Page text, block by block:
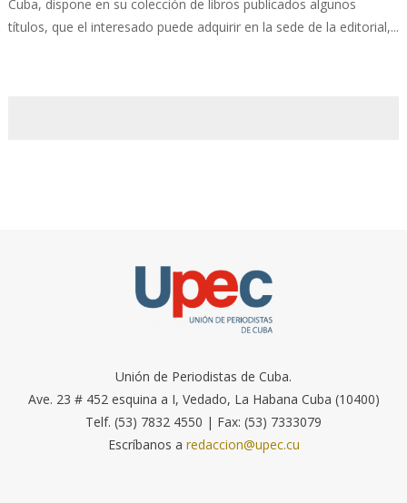
Cuba, dispone en su colección de libros publicados algunos
títulos, que el interesado puede adquirir en la sede de la editorial,...
Unión de Periodistas de Cuba.
Ave. 23 # 452 esquina a I, Vedado, La Habana Cuba (10400)
Telf. (53) 7832 4550 | Fax: (53) 7333079
Escríbanos a redaccion@upec.cu